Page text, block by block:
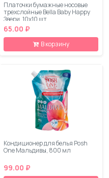
Платочки бумажные носовые
трехслойные Bella Baby Happy
Звери, 10х10 шт
65.00 ₽
В корзину
Кондиционер для белья Posh
One Мальдивы, 800 мл
99.00 ₽